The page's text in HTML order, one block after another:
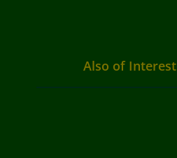
Also of Interest